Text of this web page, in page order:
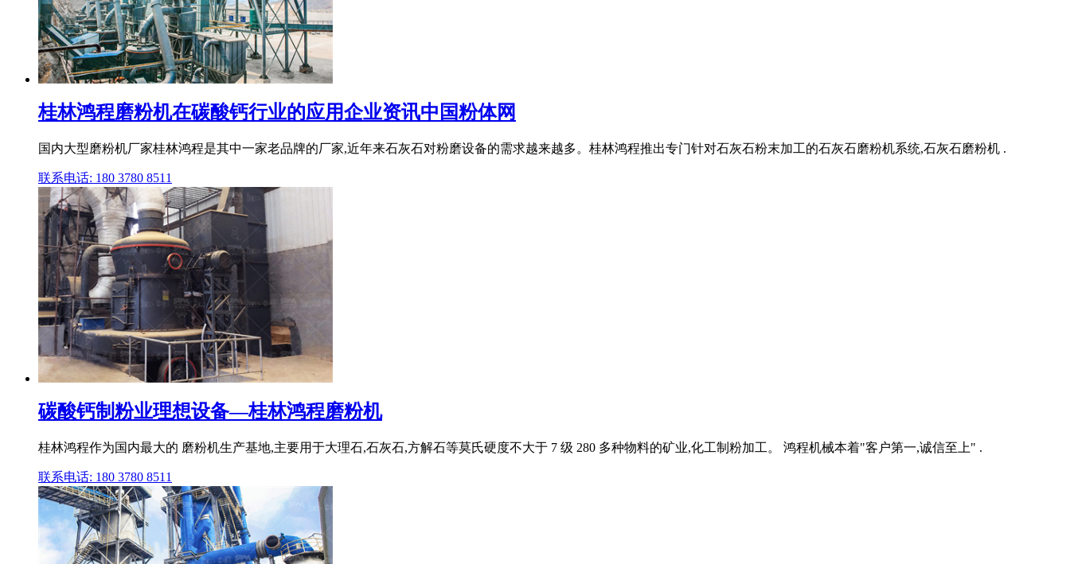
桂林鸿程磨粉机在碳酸钙行业的应用企业资讯中国粉体网
国内大型磨粉机厂家桂林鸿程是其中一家老品牌的厂家,近年来石灰石对粉磨设备的需求越来越多。桂林鸿程推出专门针对石灰石粉末加工的石灰石磨粉机系统,石灰石磨粉机 .
联系电话: 180 3780 8511
碳酸钙制粉业理想设备—桂林鸿程磨粉机
桂林鸿程作为国内最大的 磨粉机生产基地,主要用于大理石,石灰石,方解石等莫氏硬度不大于 7 级 280 多种物料的矿业,化工制粉加工。 鸿程机械本着"客户第一,诚信至上" .
联系电话: 180 3780 8511